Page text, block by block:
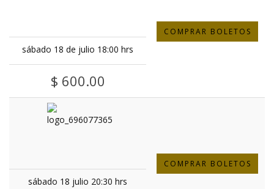
sábado 18 de julio 18:00 hrs
$ 600.00
COMPRAR BOLETOS
sábado 18 julio 20:30 hrs
COMPRAR BOLETOS